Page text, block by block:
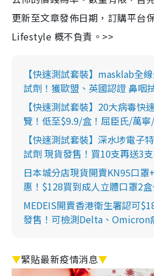
更新至文章發佈日期，訂購平台
Lifestyle 概不負責。>>
【快速測試套裝】masklab全
試劑！獲歐盟、英國認證 鼻咽
【快速測試套裝】20大病毒快
覽！低至$9.9/盒！屈臣氏/萬
【快速測試套裝】深水埗電子
試劑 現貨發售！買10支再送3
日本城分店現貨開賣KN95口罩
惠！$128買到成人立體口罩2
MEDEIS開賣香港衛生署認可
發售！可檢測Delta、Omicron
▼緊貼最新疫情消息▼